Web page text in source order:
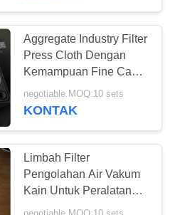
Udara
33
60
Aggregate Industry Filter
Press Cloth Dengan
Kemampuan Fine Cake
Release Release
negotiable MOQ:10 sets
KONTAK
Limbah Filter
Pengolahan Air Vakum
Kain Untuk Peralatan
Dewatering Lumpur